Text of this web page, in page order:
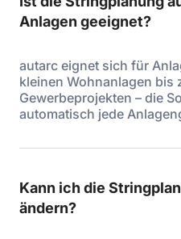
Anlagen geeignet?
autarc eignet sich für
kleinen Wohnanlagen bis
Gewerbeprojekten – die
automatisch jede
Kann ich die
ändern?